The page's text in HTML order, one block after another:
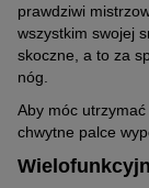
prawdziwi
wszystkim swojej
skoczne, a to za
nóg.
Aby móc
chwytne palce